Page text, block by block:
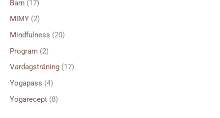
Barn (17)
MIMY (2)
Mindfulness (20)
Program (2)
Vardagsträning (17)
Yogapass (4)
Yogarecept (8)